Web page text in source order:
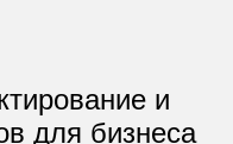
и
для бизнеса